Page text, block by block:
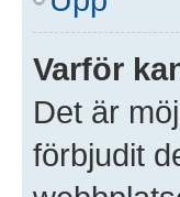
Varför
Det är
förbjudit